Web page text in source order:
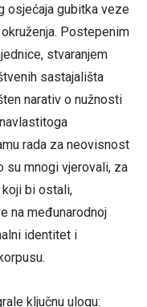
osjećaja gubitka veze
Postepenim
stvaranjem
sastajališta
narativ o nužnosti
rada za neovisnost
su mnogi vjerovali, za
koji bi ostali,
na međunarodnoj
identitet i
ključnu ulogu: